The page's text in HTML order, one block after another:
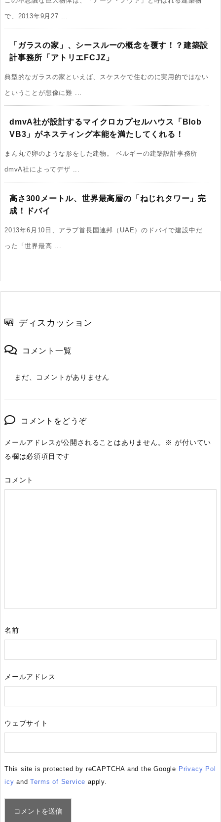
で、2013年9月27 ...
「ガラスの家」、シースルーの概念を覆す！？建築設
計事務所「アトリエFCJZ」
典型的なガラスの家といえば、スケスケで住むのに実用的ではない
ということが想像に難 ...
dmvA社が設計するマイクロカプセルハウス「Blob
VB3」がネスティング本能を満たしてくれる！
まん丸で卵のような形をした建物。 ベルギーの建築設計事務所
dmvA社によってデザ ...
高さ300メートル、世界最高層の「ねじれタワー」完
成！ドバイ
2013年6月10日、アラブ首長国連邦（UAE）のドバイで建設中だ
った「世界最高 ...
ディスカッション
コメント一覧
まだ、コメントがありません
コメントをどうぞ
メールアドレスが公開されることはありません。 ※ が付いてい
る欄は必須項目です
コメント
名前
メールアドレス
ウェブサイト
This site is protected by reCAPTCHA and the Google Privacy Pol
icy andTerms of Service apply.